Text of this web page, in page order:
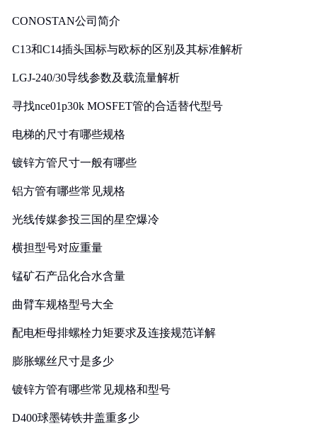
CONOSTAN公司简介
C13和C14插头国标与欧标的区别及其标准解析
LGJ-240/30导线参数及载流量解析
寻找nce01p30k MOSFET管的合适替代型号
电梯的尺寸有哪些规格
镀锌方管尺寸一般有哪些
铝方管有哪些常见规格
光线传媒参投三国的星空爆冷
横担型号对应重量
锰矿石产品化合水含量
曲臂车规格型号大全
配电柜母排螺栓力矩要求及连接规范详解
膨胀螺丝尺寸是多少
镀锌方管有哪些常见规格和型号
D400球墨铸铁井盖重多少